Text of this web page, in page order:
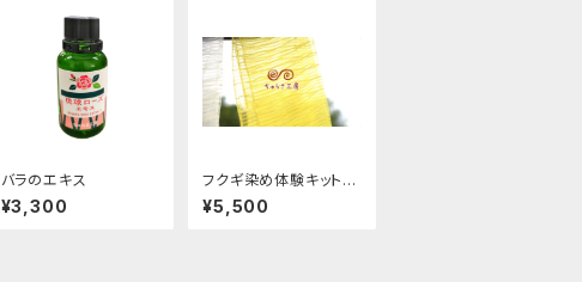
バラのエキス
¥3,300
フクギ染め体験キット
（送料無料）
¥5,500